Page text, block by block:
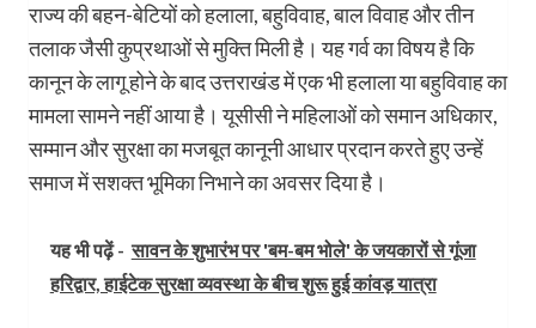
राज्य की बहन-बेटियों को हलाला, बहुविवाह, बाल विवाह और तीन
तलाक जैसी कुप्रथाओं से मुक्ति मिली है। यह गर्व का विषय है कि
कानून के लागू होने के बाद उत्तराखंड में एक भी हलाला या बहुविवाह का
मामला सामने नहीं आया है। यूसीसी ने महिलाओं को समान अधिकार,
सम्मान और सुरक्षा का मजबूत कानूनी आधार प्रदान करते हुए उन्हें
समाज में सशक्त भूमिका निभाने का अवसर दिया है।
यह भी पढ़ें - सावन के शुभारंभ पर 'बम-बम भोले' के जयकारों से गूंजा
हरिद्वार, हाईटेक सुरक्षा व्यवस्था के बीच शुरू हुई कांवड़ यात्रा